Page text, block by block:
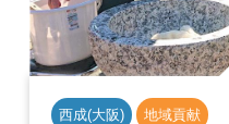
西成(大阪) 地域貢献